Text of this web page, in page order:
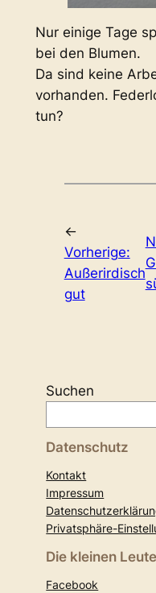
Nur einige Tage
bei den Blumen.
Da sind keine
vorhanden.
tun?
←
Vorherige:
Außerirdisch
gut
Suchen
Datenschutz
Kontakt
Impressum
Privatsphäre-
Die kleinen
Facebook